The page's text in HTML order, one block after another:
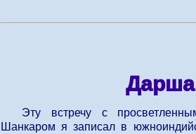
Эту встречу с
Шанкаром я записал в